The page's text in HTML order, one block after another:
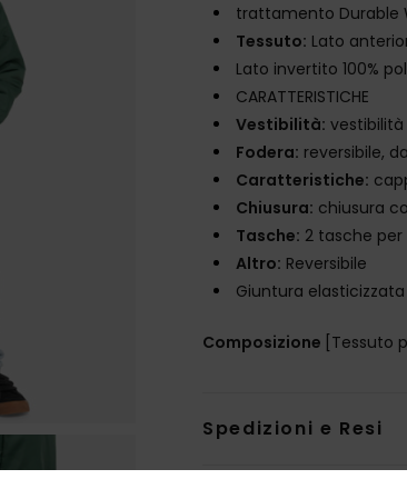
trattamento Durable
Tessuto: Lato
Lato invertito 100%
CARATTERISTICHE
Vestibilità:
Fodera: reversibile,
Caratteristiche:
Chiusura: chiusura
Tasche: 2 tasche
Altro: Reversibile
Giuntura
Composizione [Tessuto
Spedizioni e Resi